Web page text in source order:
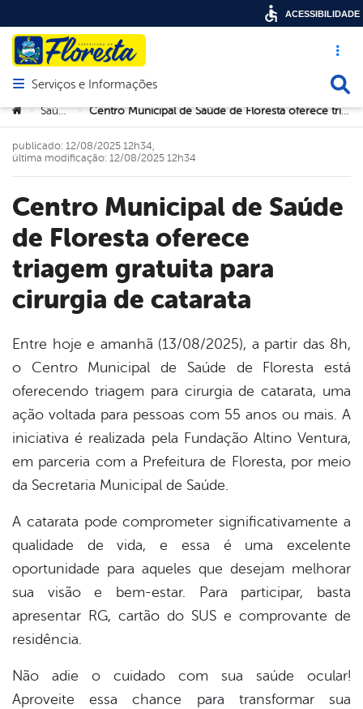
Acesso
Abrir menu principal de navegação
Serviços e Informações
Você está aqui:
> Saúde > Centro Municipal de Saúde de Floresta oferece triagem gratuita para cirurgia de catarata
Centro Municipal de Saúde
de Floresta oferece
triagem gratuita para
cirurgia de catarata
publicado: 12/08/2025 12h34,
última modificação: 12/08/2025 12h34
Entre hoje e amanhã (13/08/2025), a partir das 8h,
o Centro Municipal de Saúde de Floresta está
oferecendo triagem para cirurgia de catarata, uma
ação voltada para pessoas com 55 anos ou mais. A
iniciativa é realizada pela Fundação Altino Ventura,
em parceria com a Prefeitura de Floresta, por meio
da Secretaria Municipal de Saúde.
A catarata pode comprometer significativamente a
qualidade de vida, e essa é uma excelente
oportunidade para aqueles que desejam melhorar
sua visão e bem-estar. Para participar, basta
apresentar RG, cartão do SUS e comprovante de
residência.
Não adie o cuidado com sua saúde ocular!
Aproveite essa chance para transformar sua
ACESSIBILIDADE